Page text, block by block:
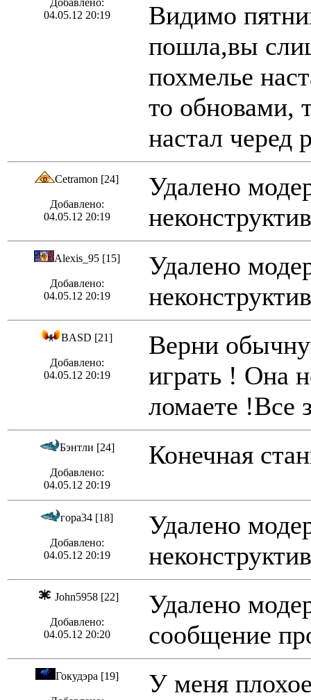
Добавлено:
04.05.12 20:19
Видимо
пошла,вы
похмелье
то обновами,
настал черед
Cetramon [24]
Добавлено:
04.05.12 20:19
Удалено
неконструктив
Alexis_95 [15]
Добавлено:
04.05.12 20:19
Удалено
BASD [21]
Добавлено:
04.05.12 20:19
Верни
играть ! Она
ломаете !Все
Бэнтли [24]
Добавлено:
04.05.12 20:19
Конечная
гора34 [18]
Добавлено:
04.05.12 20:19
Удалено
John5958 [22]
Добавлено:
04.05.12 20:20
Удалено
сообщение
Гокудэра [19] У меня